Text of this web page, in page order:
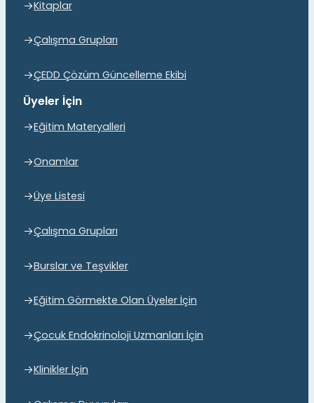
Kitaplar
Çalışma Grupları
ÇEDD Çözüm Güncelleme Ekibi
Üyeler İçin
Eğitim Materyalleri
Onamlar
Üye Listesi
Çalışma Grupları
Burslar ve Teşvikler
Eğitim Görmekte Olan Üyeler İçin
Çocuk Endokrinoloji Uzmanları İçin
Klinikler İçin